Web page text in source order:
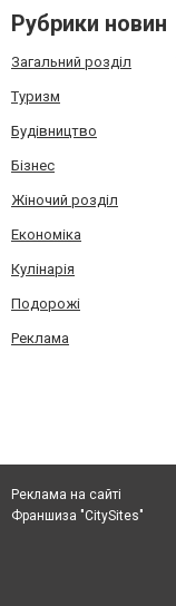
Рубрики новин
Загальний розділ
Туризм
Будівництво
Бізнес
Жіночий розділ
Економіка
Кулінарія
Подорожі
Реклама
Реклама на сайті
Франшиза "CitySites"